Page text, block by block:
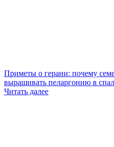
Приметы о герани: почему
выращивать пеларгонию в
Читать далее